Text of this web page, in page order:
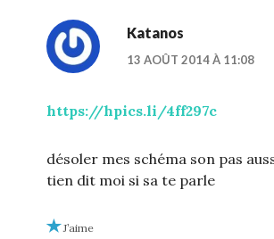
Katanos
13 AOÛT 2014 À 11:08
https://hpics.li/4ff297c
désoler mes schéma son pas
tien dit moi si sa te parle
J’aime